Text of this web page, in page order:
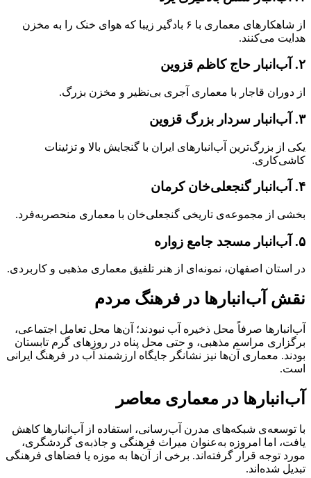
از شاهکارهای معماری با ۶ بادگیر زیبا که هوای خنک را به مخزن
هدایت می‌کنند.
۲. آب‌انبار حاج کاظم قزوین
از دوران قاجار با معماری آجری بی‌نظیر و مخزن بزرگ.
۳. آب‌انبار سردار بزرگ قزوین
یکی از بزرگ‌ترین آب‌انبارهای ایران با گنجایش بالا و تزئینات
کاشی‌کاری.
۴. آب‌انبار گنجعلی‌خان کرمان
بخشی از مجموعه‌ی تاریخی گنجعلی‌خان با معماری منحصر‌به‌فرد.
۵. آب‌انبار مسجد جامع زواره
در استان اصفهان، نمونه‌ای از هنر تلفیق معماری مذهبی و کاربردی.
نقش آب‌انبارها در فرهنگ مردم
آب‌انبارها صرفاً محل ذخیره آب نبودند؛ آن‌ها محل تعامل اجتماعی،
برگزاری مراسم مذهبی، و حتی محل پناه در روزهای گرم تابستان
بودند. معماری آن‌ها نیز نشانگر جایگاه ارزشمند آب در فرهنگ ایرانی
است.
آب‌انبارها در معماری معاصر
با توسعه‌ی شبکه‌های مدرن آب‌رسانی، استفاده از آب‌انبارها کاهش
یافت، اما امروزه به‌عنوان میراث فرهنگی و جاذبه‌ی گردشگری،
مورد توجه قرار گرفته‌اند. برخی از آن‌ها به موزه یا فضاهای فرهنگی
تبدیل شده‌اند.